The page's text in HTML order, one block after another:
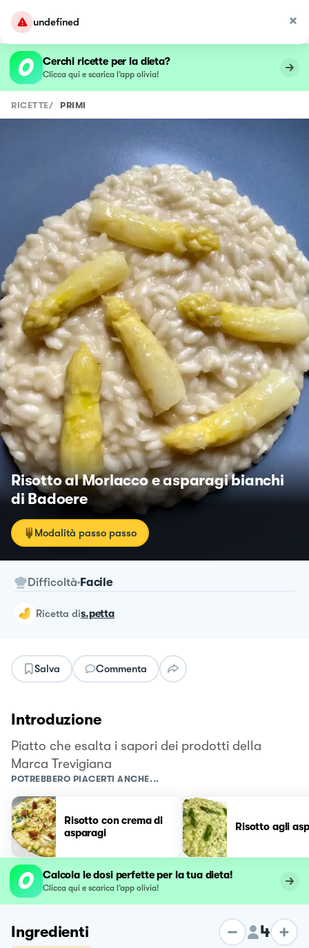
undefined
Cerchi ricette per la dieta?
Clicca qui e scarica l’app olivia!
RICETTE/ PRIMI
Risotto al Morlacco e asparagi bianchi
di Badoere
Modalità passo passo
Difficoltà Facile
ricetta dis.petta
Salva Commenta
Introduzione
Piatto che esalta i sapori dei prodotti della
Marca Trevigiana
POTREBBERO PIACERTI ANCHE...
Risotto con crema di
asparagi
Risotto agli
Calcola le dosi perfette per la tua dieta!
Clicca qui e scarica l’app olivia!
Ingredienti 4